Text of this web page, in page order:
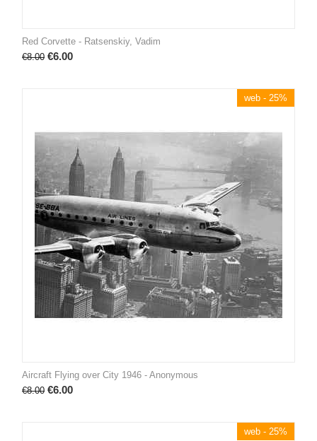
Red Corvette - Ratsenskiy, Vadim
€8.00 €6.00
web - 25%
Aircraft Flying over City 1946 - Anonymous
€8.00 €6.00
web - 25%